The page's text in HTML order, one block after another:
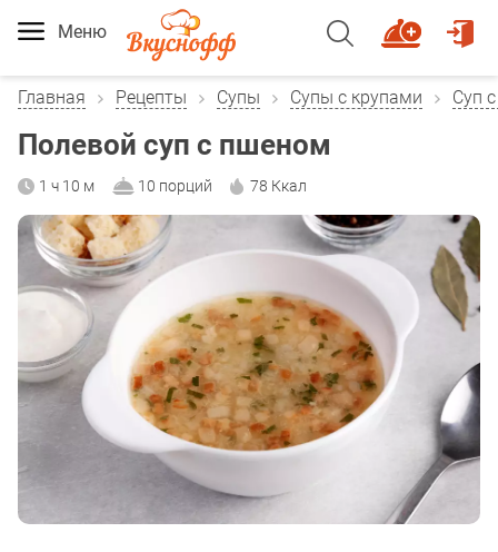
Меню
Главная Рецепты Супы Супы с крупами Суп
Полевой суп с пшеном
1 ч 10 м 10 порций 78 Ккал